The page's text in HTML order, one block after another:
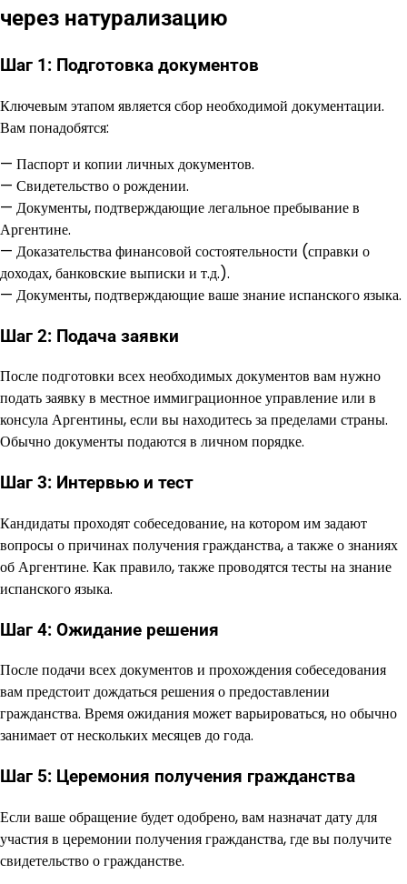
через натурализацию
Шаг 1: Подготовка документов
Ключевым этапом является сбор необходимой документации.
Вам понадобятся:
— Паспорт и копии личных документов.
— Свидетельство о рождении.
— Документы, подтверждающие легальное пребывание в
Аргентине.
— Доказательства финансовой состоятельности (справки о
доходах, банковские выписки и т.д.).
— Документы, подтверждающие ваше знание испанского языка.
Шаг 2: Подача заявки
После подготовки всех необходимых документов вам нужно
подать заявку в местное иммиграционное управление или в
консула Аргентины, если вы находитесь за пределами страны.
Обычно документы подаются в личном порядке.
Шаг 3: Интервью и тест
Кандидаты проходят собеседование, на котором им задают
вопросы о причинах получения гражданства, а также о знаниях
об Аргентине. Как правило, также проводятся тесты на знание
испанского языка.
Шаг 4: Ожидание решения
После подачи всех документов и прохождения собеседования
вам предстоит дождаться решения о предоставлении
гражданства. Время ожидания может варьироваться, но обычно
занимает от нескольких месяцев до года.
Шаг 5: Церемония получения гражданства
Если ваше обращение будет одобрено, вам назначат дату для
участия в церемонии получения гражданства, где вы получите
свидетельство о гражданстве.